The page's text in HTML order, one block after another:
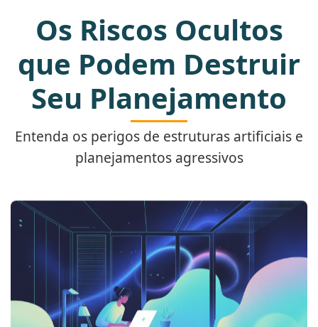
pode reduzir significativamente a carga
tributária efetiva.
Insumos e mercadorias para revenda
Depreciação de máquinas e
equipamentos
vantajoso.
Solicitar Simulação
Os Riscos Ocultos
que Podem Destruir
Seu Planejamento
Entenda os perigos de estruturas artificiais e
planejamentos agressivos